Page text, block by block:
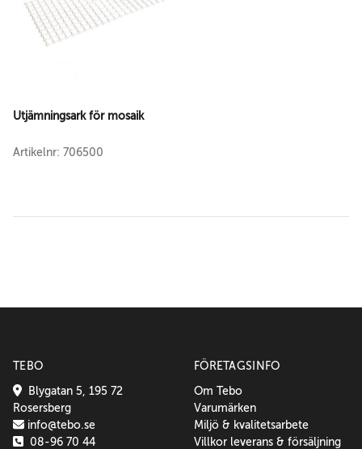
Utjämningsark för mosaik
Artikelnr: 706500
TEBO
Blygatan 5, 195 72
Rosersberg
info@tebo.se
08-96 70 44
FÖRETAGSINFO
Om Tebo
Varumärken
Miljö & kvalitetsarbete
Villkor leverans & försäljning